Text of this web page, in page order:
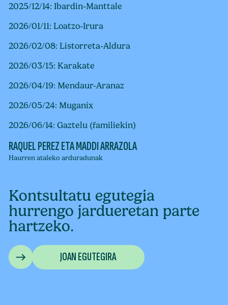
Kontsultatu egutegia
hurrengo jardueretan parte
hartzeko.
JOAN EGUTEGIRA
2025/12/14: Ibardin-Manttale
2026/01/11: Loatzo-Irura
2026/02/08: Listorreta-Aldura
2026/03/15: Karakate
2026/04/19: Mendaur-Aranaz
2026/05/24: Muganix
2026/06/14: Gaztelu (familiekin)
RAQUEL PEREZ ETA MADDI ARRAZOLA
Haurren ataleko arduradunak